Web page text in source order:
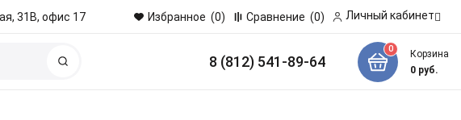
31В, офис 17 Избранное (0) Сравнение (0) Личный кабинет
8 (812) 541-89-64
0
Корзина
0руб.